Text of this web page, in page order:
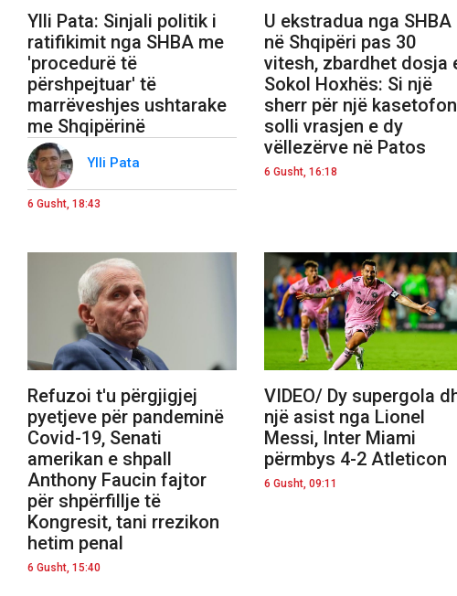
Ylli Pata: Sinjali politik i
ratifikimit nga SHBA me
'procedurë të
përshpejtuar' të
marrëveshjes ushtarake
me Shqipërinë
Ylli Pata
6 Gusht, 18:43
U ekstradua nga SHBA
në Shqipëri pas 30
vitesh, zbardhet dosja
Sokol Hoxhës: Si një
sherr për një kasetofon
solli vrasjen e dy
vëllezërve në Patos
6 Gusht, 16:18
Refuzoi t'u përgjigjej
pyetjeve për pandeminë
Covid-19, Senati
amerikan e shpall
Anthony Faucin fajtor
për shpërfillje të
Kongresit, tani rrezikon
hetim penal
6 Gusht, 15:40
VIDEO/ Dy supergola
një asist nga Lionel
Messi, Inter Miami
përmbys 4-2 Atleticon
6 Gusht, 09:11